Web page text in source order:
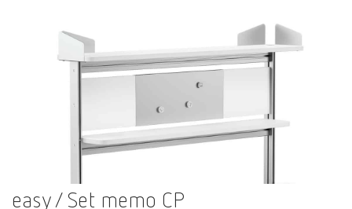
easy / Set memo CP